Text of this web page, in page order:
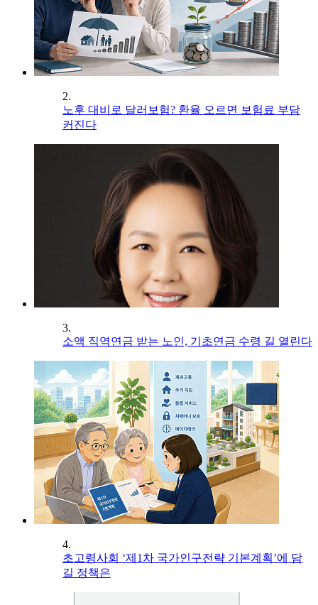
2.
노후 대비로 달러보험? 환율 오르면 보험료 부담
커진다
3.
소액 직역연금 받는 노인, 기초연금 수령 길 열린다
4.
초고령사회 ‘제1차 국가인구전략 기본계획’에 담
길 정책은